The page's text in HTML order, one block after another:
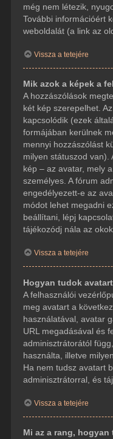
még nem létezik,
További információért
weboldalát (a link az
Vissza a tetejére
Mik azok a képek a
A hozzászólások
két kép szerepelhet.
kapcsolódik (ezek
formájában kerülnek
mennyi hozzászólást
milyen státuszod van).
kép – az avatar, mely
személyes. A fórum
engedélyezett-e az
módot lehet megadni
beállítani, lépj
tájékozódj nála az
Vissza a tetejére
Hogyan tudok
A felhasználói
meg avatart a
használatával, avatar
URL megadásával és
adminisztrátorától
használta, illetve
Ha nem tudsz avatart
adminisztrátorral, és
Vissza a tetejére
Mi az a rang,